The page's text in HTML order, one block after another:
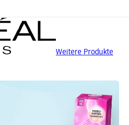
Weitere Produkte